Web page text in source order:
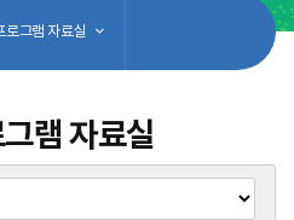
로그램 자료실
램 자료실